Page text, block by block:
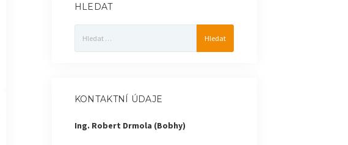
HLEDAT
KONTAKTNÍ ÚDAJE
Ing. Robert Drmola (Bobhy)